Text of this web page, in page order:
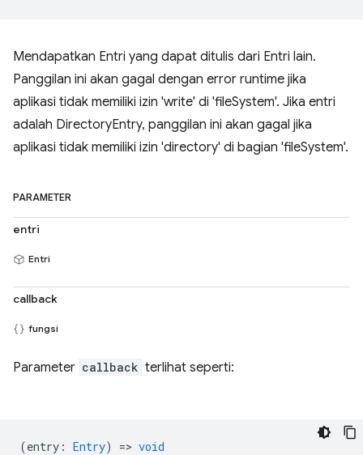
Mendapatkan Entri yang dapat ditulis dari Entri lain.
Panggilan ini akan gagal dengan error runtime jika
aplikasi tidak memiliki izin 'write' di 'fileSystem'. Jika entri
adalah DirectoryEntry, panggilan ini akan gagal jika
aplikasi tidak memiliki izin 'directory' di bagian 'fileSystem'.
PARAMETER
entri
Entri
callback
fungsi
Parameter callback terlihat seperti:
(entry : Entry) => void